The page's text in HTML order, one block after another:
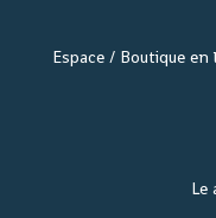
Espace / Boutique
Le